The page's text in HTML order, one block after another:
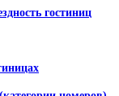
гостиниц